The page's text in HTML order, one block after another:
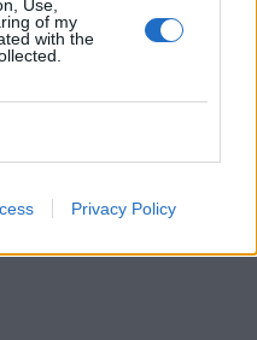
Use,
of my
with the
Privacy Policy